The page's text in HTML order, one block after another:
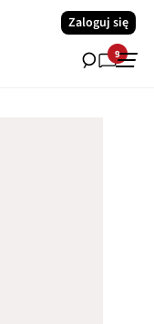
Zaloguj się
9